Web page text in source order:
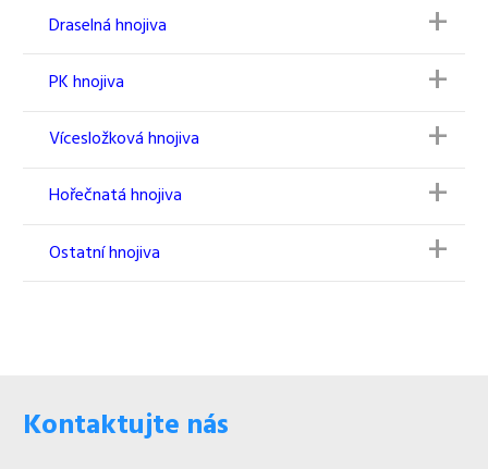
Draselná hnojiva
PK hnojiva
Vícesložková hnojiva
Hořečnatá hnojiva
Ostatní hnojiva
Kontaktujte nás